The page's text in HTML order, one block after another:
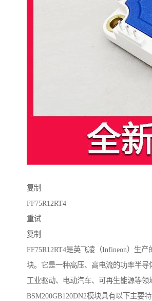
复制
FF75R12RT4
重试
复制
FF75R12RT4是英飞凌（Infineon）生
块。它是一种高压、高电流的功率半导
工业驱动、电动汽车、可再生能源等领
BSM200GB120DN2模块具有以下主要特